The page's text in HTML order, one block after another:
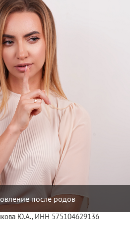
после родов
Ю.А., ИНН 575104629136